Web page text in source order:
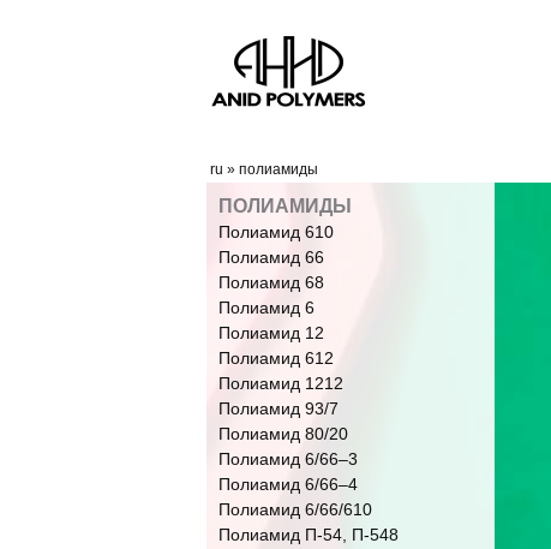
ru » полиамиды
ПОЛИАМИДЫ
Полиамид 610
Полиамид 66
Полиамид 68
Полиамид 6
Полиамид 12
Полиамид 612
Полиамид 1212
Полиамид 93/7
Полиамид 80/20
Полиамид 6/66‒3
Полиамид 6/66‒4
Полиамид 6/66/610
Полиамид П-54, П-548